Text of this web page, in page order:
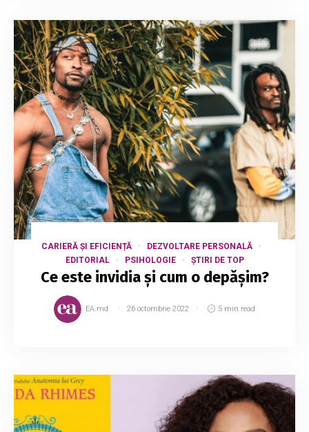
CARIERĂ ȘI EFICIENȚĂ
DEZVOLTARE PERSONALĂ
EDITORIAL
PSIHOLOGIE ȘTIRI DE TOP
Ce este invidia și cum o depășim?
EA.md 26 octombrie 2022 5 min read